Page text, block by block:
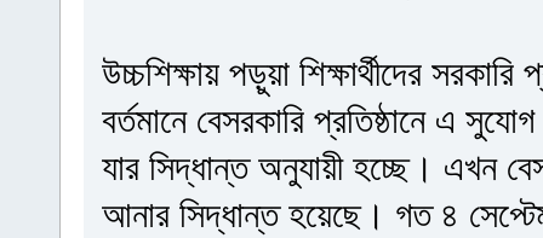
উচ্চশিক্ষায় পড়ুয়া শিক্ষার্থীদের
বর্তমানে বেসরকারি প্রতিষ্ঠানে এ
যার সিদ্ধান্ত অনুযায়ী হচ্ছে। এখন
আনার সিদ্ধান্ত হয়েছে। গত ৪